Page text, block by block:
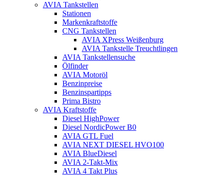
AVIA Tankstellen
Stationen
Markenkraftstoffe
CNG Tankstellen
AVIA XPress Weißenburg
AVIA Tankstelle Treuchtlingen
AVIA Tankstellensuche
Ölfinder
AVIA Motoröl
Benzinpreise
Benzinspartipps
Prima Bistro
AVIA Kraftstoffe
Diesel HighPower
Diesel NordicPower B0
AVIA GTL Fuel
AVIA NEXT DIESEL HVO100
AVIA BlueDiesel
AVIA 2-Takt-Mix
AVIA 4 Takt Plus